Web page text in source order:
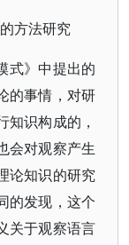
方法研究
式》中提出的
的事情，对研
知识构成的，
会对观察产生
论知识的研究
的发现，这个
关于观察语言